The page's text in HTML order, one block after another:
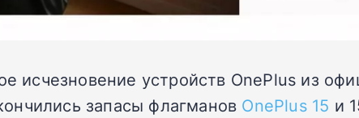
устройств OnePlus из
запасы флагманов OnePlus 15 и